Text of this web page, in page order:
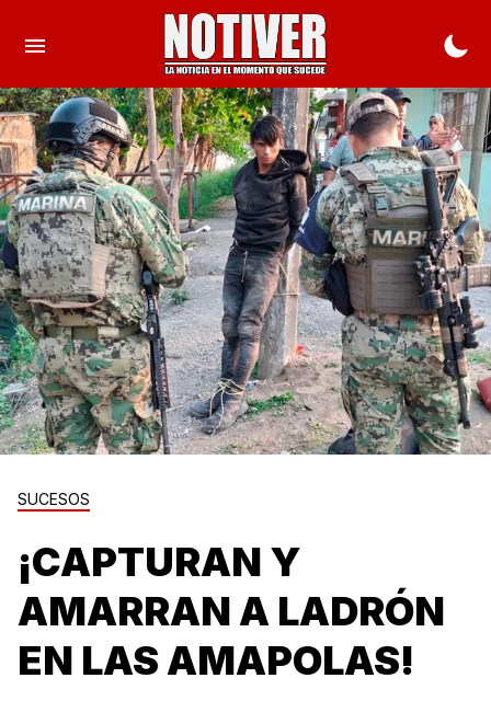
SUCESOS
¡CAPTURAN Y
AMARRAN A LADRÓN
EN LAS AMAPOLAS!